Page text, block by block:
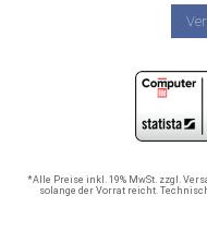
*Alle Preise inkl. 19% MwSt. zzgl.
solange der Vorrat reicht.